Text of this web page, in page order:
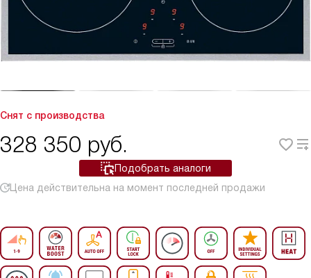
Снят с производства
328 350 руб.
Подобрать аналоги
Цена действительна на момент последней продажи